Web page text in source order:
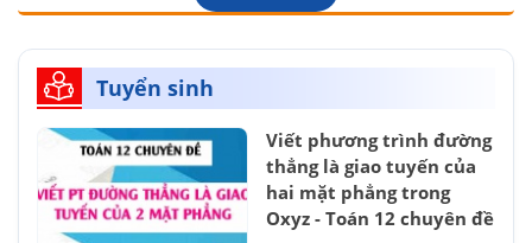
Tuyển sinh
Viết phương trình đường
thẳng là giao tuyến của
hai mặt phẳng trong
Oxyz - Toán 12 chuyên đề